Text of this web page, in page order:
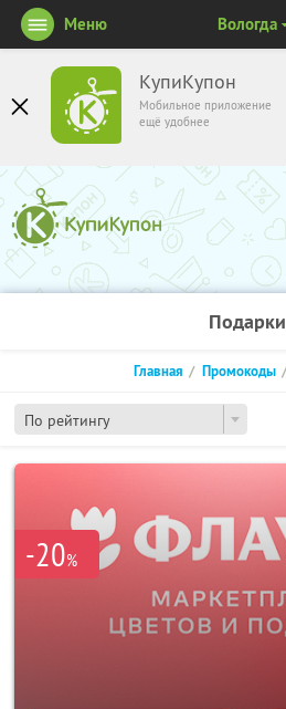
КупиКупон
Мобильное приложение
ещё удобнее
Меню Вологда
Подарки
По рейтингу
Главная Промокоды
-20%